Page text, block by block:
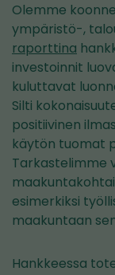
Olemme
ympäristö-,
raporttina
investoinnit
kuluttavat
Silti
positiivinen
käytön tuomat
Tarkastelimme
esimerkiksi
maakuntaan
Hankkeessa